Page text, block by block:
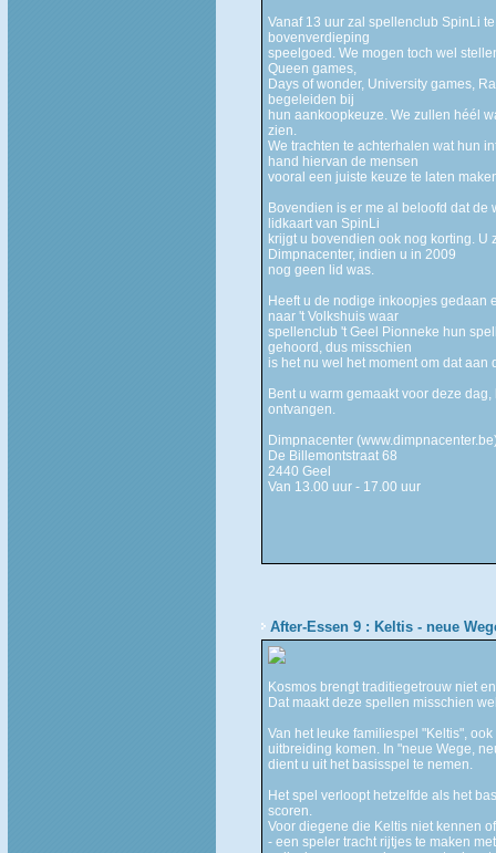
Vanaf 13 uur zal spellenclub SpinLi
bovenverdieping
speelgoed. We mogen toch wel
Queen games,
Days of wonder, University games,
begeleiden bij
hun aankoopkeuze. We zullen héél
zien.
We trachten te achterhalen wat hun
hand hiervan de mensen
vooral een juiste keuze te laten
Bovendien is er me al beloofd dat
lidkaart van SpinLi
krijgt u bovendien ook nog korting.
Dimpnacenter, indien u in 2009
nog geen lid was.
Heeft u de nodige inkoopjes gedaan
naar 't Volkshuis waar
spellenclub 't Geel Pionneke hun
gehoord, dus misschien
is het nu wel het moment om dat
Bent u warm gemaakt voor deze
ontvangen.
Dimpnacenter
De Billemontstraat 68
2440 Geel
Van 13.00 uur - 17.00 uur
After-Essen 9 : Keltis - neue
Kosmos brengt traditiegetrouw niet
Dat maakt deze spellen misschien
Van het leuke familiespel "Keltis",
uitbreiding komen. In "neue Wege,
dient u uit het basisspel te nemen.
Het spel verloopt hetzelfde als het
scoren.
Voor diegene die Keltis niet kennen
- een speler tracht rijtjes te maken